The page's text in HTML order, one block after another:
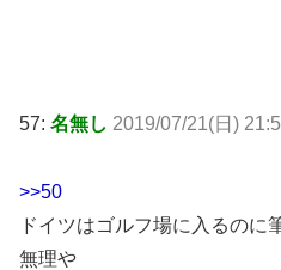
57: 名無し 2019/07/21(日)
>>50
ドイツはゴルフ場に入るのに
無理や